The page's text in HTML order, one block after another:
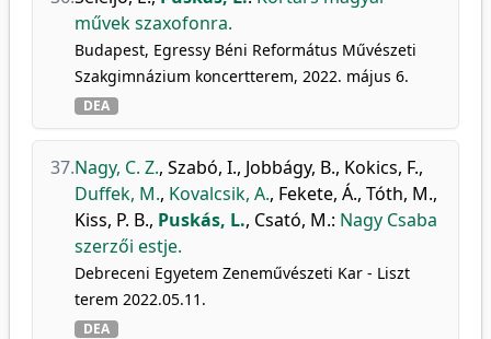
művek szaxofonra.
Budapest, Egressy Béni Református Művészeti
Szakgimnázium koncertterem, 2022. május 6.
DEA
37.Nagy, C. Z., Szabó, I., Jobbágy, B., Kokics, F.,
Duffek, M., Kovalcsik, A., Fekete, Á., Tóth, M.,
Kiss, P. B., Puskás, L., Csató, M.: Nagy Csaba
szerzői estje.
Debreceni Egyetem Zeneművészeti Kar - Liszt
terem 2022.05.11.
DEA